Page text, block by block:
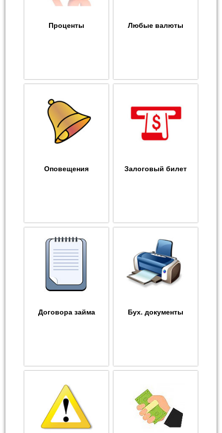
Проценты Любые валюты
Оповещения Залоговый билет
Договора займа Бух. документы